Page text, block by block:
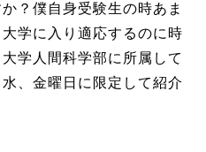
？僕自身受験生の時あま
学に入り適応するのに時
学人間科学部に所属して
、金曜日に限定して紹介